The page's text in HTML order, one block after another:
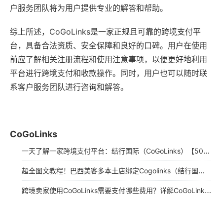
户服务团队将为用户提供专业的解答和帮助。
综上所述，CoGoLinks是一家正规且可靠的跨境支付平
台，具备合法资质、安全保障和良好的口碑。用户在使用
前应了解相关注册流程和使用注意事项，以便更好地利用
平台进行跨境支付和收款操作。同时，用户也可以随时联
系客户服务团队进行咨询和解答。
CoGoLinks
一天了解一家跨境支付平台：结行国际（CoGoLinks）【5000字】
超全图文教程！巴西美客多本土店绑定Cogolinks（结行国际）收款流程详解
跨境卖家使用CoGoLinks需要支付哪些费用？详解​CoGoLinks收费说明（2025年最新版）